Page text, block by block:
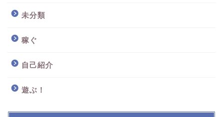
未分類
稼ぐ
自己紹介
遊ぶ！